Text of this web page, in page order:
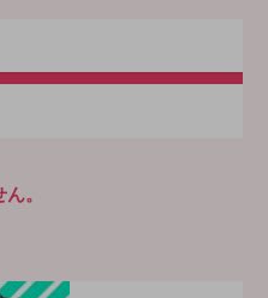
。